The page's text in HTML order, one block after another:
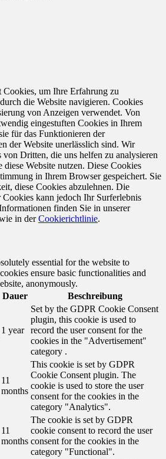
Cookies, um Ihre Erfahrung zu
die Website navigieren. Cookies
von Anzeigen verwendet. Von
eingestuften Cookies in Ihrem
für das Funktionieren der
der Website unerlässlich sind. Wir
Dritten, die uns helfen zu analysieren
diese Website nutzen. Diese Cookies
in Ihrem Browser gespeichert. Sie
diese Cookies abzulehnen. Die
kann jedoch Ihr Surferlebnis
finden Sie in unserer
in derCookierichtlinie.
essential for the website to
ensure basic functionalities and
anonymously.
Dauer Beschreibung
1 year
Set by the GDPR Cookie Consent
plugin, this cookie is used to
record the user consent for the
cookies in the "Advertisement"
category .
11
months
This cookie is set by GDPR
Cookie Consent plugin. The
cookie is used to store the user
consent for the cookies in the
category "Analytics".
11
months
The cookie is set by GDPR
cookie consent to record the user
consent for the cookies in the
category "Functional".